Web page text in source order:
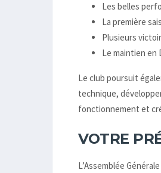
Les belles
La première
Plusieurs
Le maintien en
Le club poursuit
technique,
fonctionnement et
VOTRE
L’Assemblée